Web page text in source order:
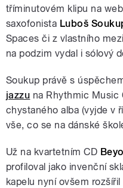
tříminutovém klipu na
saxofonista Luboš
Spaces či z vlastního
na podzim vydal i sólový
Soukup právě s
jazzu na Rhythmic Music
chystaného alba (vyjde v
vše, co se na dánské
Už na kvartetním CD
profiloval jako invenční
kapelu nyní ovšem